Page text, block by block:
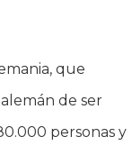
que
de ser
personas y